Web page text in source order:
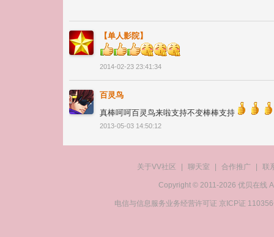
【单人影院】
2014-02-23 23:41:34
百灵鸟
真棒呵呵百灵鸟来啦支持不变棒棒支持
2013-05-03 14:50:12
关于VV社区 聊天室 合作推广 联
Copyright © 2011-2026 优贝在线
电信与信息服务业务经营许可证 京ICP证